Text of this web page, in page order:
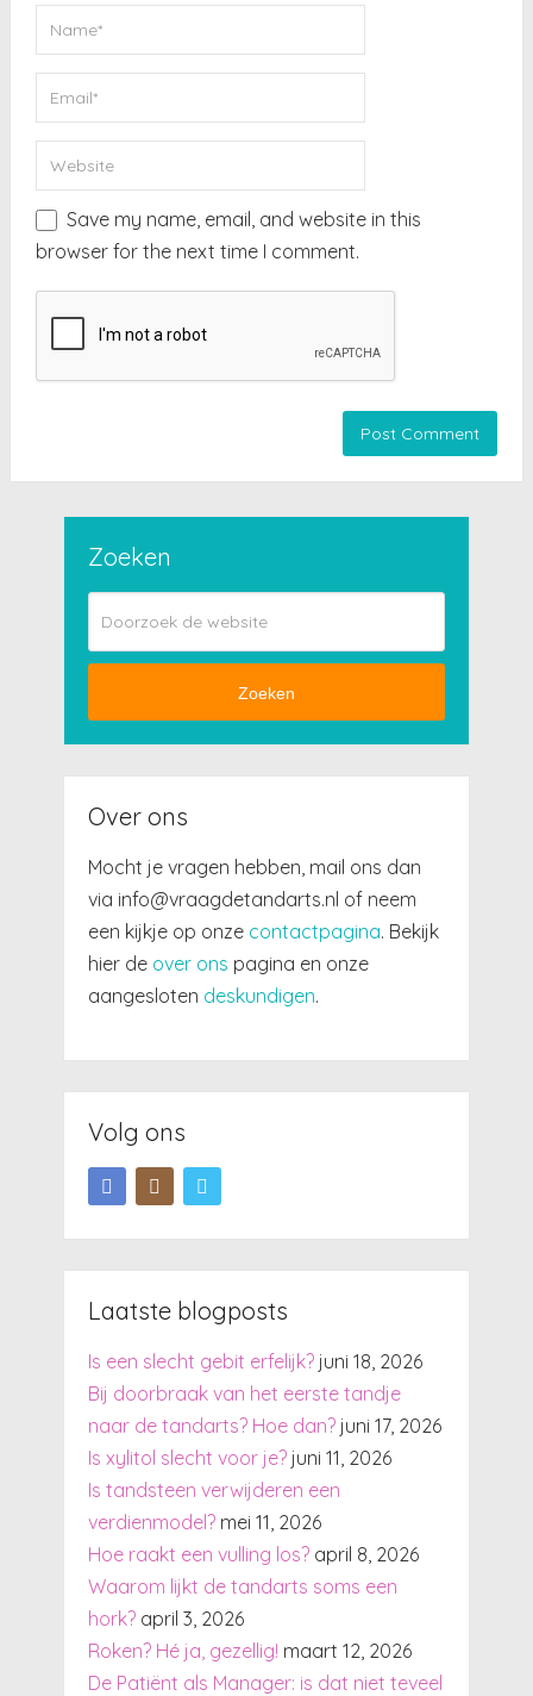
Save my name, email, and website in this
browser for the next time I comment.
Zoeken
Zoeken
Over ons
Mocht je vragen hebben, mail ons dan
via info@vraagdetandarts.nl of neem
een kijkje op onze contactpagina. Bekijk
hier de over ons pagina en onze
aangesloten deskundigen.
Volg ons
Laatste blogposts
Is een slecht gebit erfelijk? juni 18, 2026
Bij doorbraak van het eerste tandje
naar de tandarts? Hoe dan? juni 17, 2026
Is xylitol slecht voor je? juni 11, 2026
Is tandsteen verwijderen een
verdienmodel? mei 11, 2026
Hoe raakt een vulling los? april 8, 2026
Waarom lijkt de tandarts soms een
hork? april 3, 2026
Roken? Hé ja, gezellig! maart 12, 2026
De Patiënt als Manager: is dat niet teveel